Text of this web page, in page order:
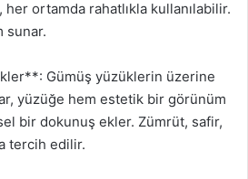
ortamda rahatlıkla kullanılabilir.
sunar.
Gümüş yüzüklerin üzerine
yüzüğe hem estetik bir görünüm
bir dokunuş ekler. Zümrüt, safir,
tercih edilir.